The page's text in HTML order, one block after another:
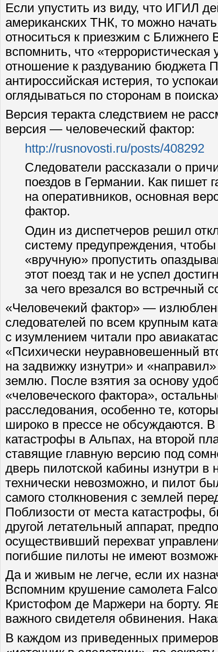
Если упустить из виду, что ИГИЛ
американских ТНК, то можно
относиться к приезжим с Ближнего
вспомнить, что «террористическая
отношение к раздуванию бюджета
антироссийская истерия, то
оглядываться по сторонам в
Версия теракта следствием не
версия — человеческий фактор:
http://rusnovosti.ru/posts/408292
Следователи рассказали о
поездов в Германии. Как пишет
на оперативников, основная
фактор.
Один из диспетчеров решил
систему предупреждения, чтобы
«вручную» пропустить
этот поезд так и не успел
за чего врезался во встречный
«Человечекий фактор» —
следователей по всем крупным
с изумлением читали про
«Психически неуравновешенный
на задвижку изнутри» и
землю. После взятия за основу
«человеческого фактора»,
расследования, особенно те,
широко в прессе не обсуждаются.
катастрофы в Альпах, на второй
ставящие главную версию под
дверь пилотской кабины изнутри в
технически невозможно, и пилот
самого столкновения с землей
Поблизости от места катастрофы,
другой летательный аппарат,
осуществивший перехват
погибшие пилоты не имеют
Да и живым не легче, если их
Вспомним крушение самолета
Кристофом де Маржери на борту.
важного свидетеля обвинения.
В каждом из приведенных